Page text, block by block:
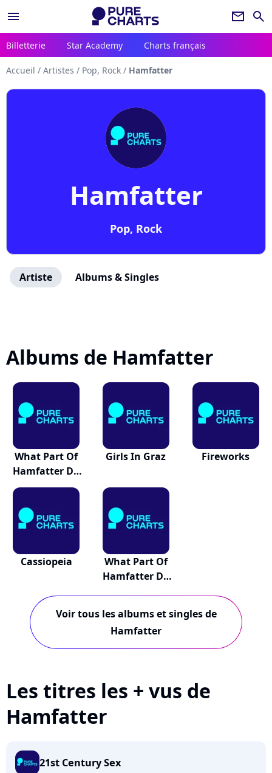
menu newsletter search
Billetterie Star Academy Charts français
Accueil / Artistes / Pop, Rock / Hamfatter
Hamfatter
Pop, Rock
Artiste Albums & Singles
Albums de Hamfatter
What Part Of
Hamfatter Do
You...
Girls In Graz Fireworks
Cassiopeia
What Part Of
Hamfatter Do
Voir tous les albums et singles de
Hamfatter
Les titres les + vus de
Hamfatter
21st Century Sex